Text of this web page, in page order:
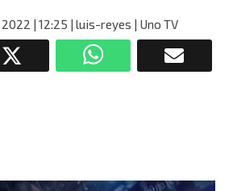
2022 | 12:25 | luis-reyes | Uno TV